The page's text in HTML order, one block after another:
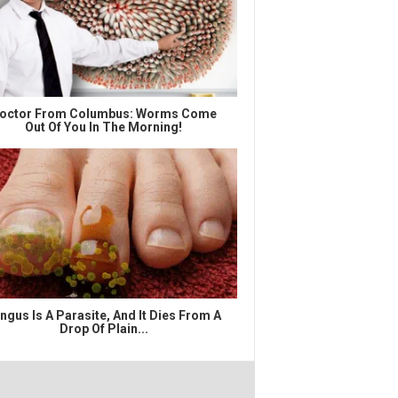
From Columbus: Worms Come
Out Of You In The Morning!
Is A Parasite, And It Dies From A
Drop Of Plain...